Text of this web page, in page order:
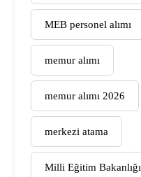
MEB personel alımı
memur alımı
memur alımı 2026
merkezi atama
Milli Eğitim Bakanlığı